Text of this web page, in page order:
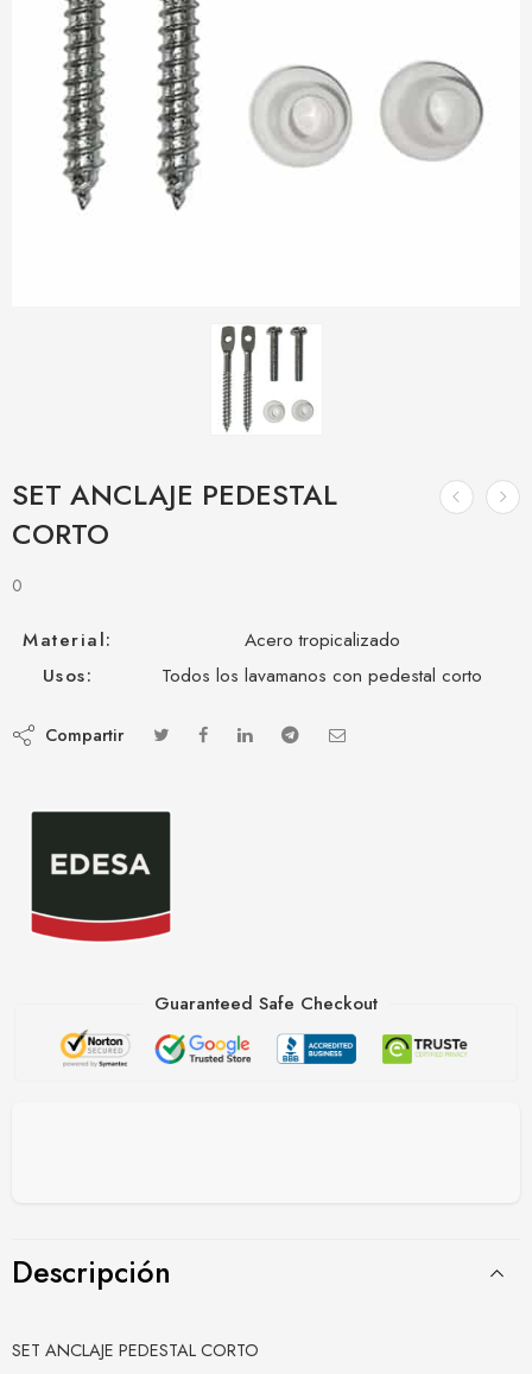
SET ANCLAJE PEDESTAL
CORTO
0
Material:
Acero tropicalizado
Usos:
Todos los lavamanos con pedestal corto
Compartir
Guaranteed Safe Checkout
Descripción
SET ANCLAJE PEDESTAL CORTO